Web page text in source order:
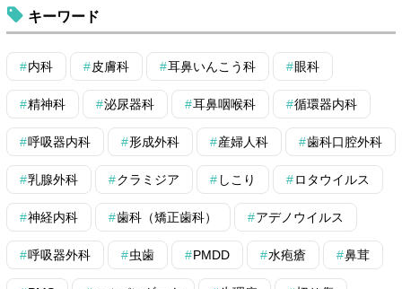
キーワード
内科 皮膚科 耳鼻いんこう科 眼科
精神科 泌尿器科 耳鼻咽喉科 循環器内科
呼吸器内科 形成外科 産婦人科 歯科口腔外科
乳腺外科 クラミジア しこり ロタウイルス
神経内科 歯科（矯正歯科） アデノウイルス
呼吸器外科 虫歯 PMDD 水疱瘡 鼻茸